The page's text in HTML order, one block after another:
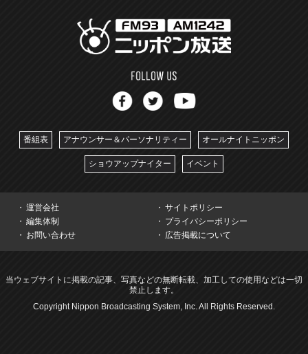
番組表 アナウンサー＆パーソナリティー オールナイトニッポン
ショウアップナイター イベント
運営会社
サイトポリシー
編集体制
プライバシーポリシー
お問い合わせ
広告掲載について
当ウェブサイトに掲載の記事、写真などの無断転載、加工しての使用などは一切
禁止します。
Copyright Nippon Broadcasting System, Inc. All Rights Reserved.